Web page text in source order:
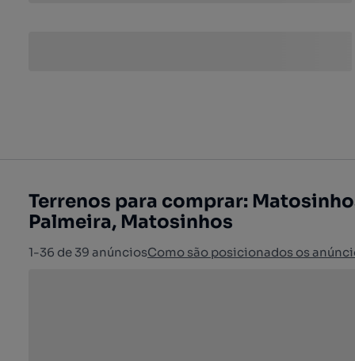
Terrenos para comprar:
Palmeira, Matosinhos
1-36 de 39 anúnciosComo são posicionados os